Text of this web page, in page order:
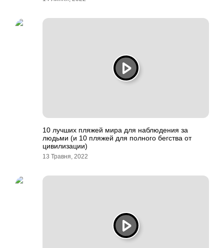
10 лучших пляжей мира для наблюдения за
людьми (и 10 пляжей для полного бегства от
цивилизации)
13 Травня, 2022